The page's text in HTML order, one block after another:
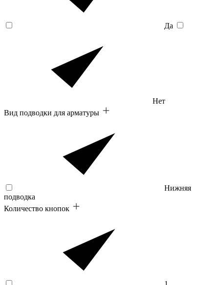
Да
Нет
Вид подводки для арматуры
Нижняя
подводка
Количество кнопок